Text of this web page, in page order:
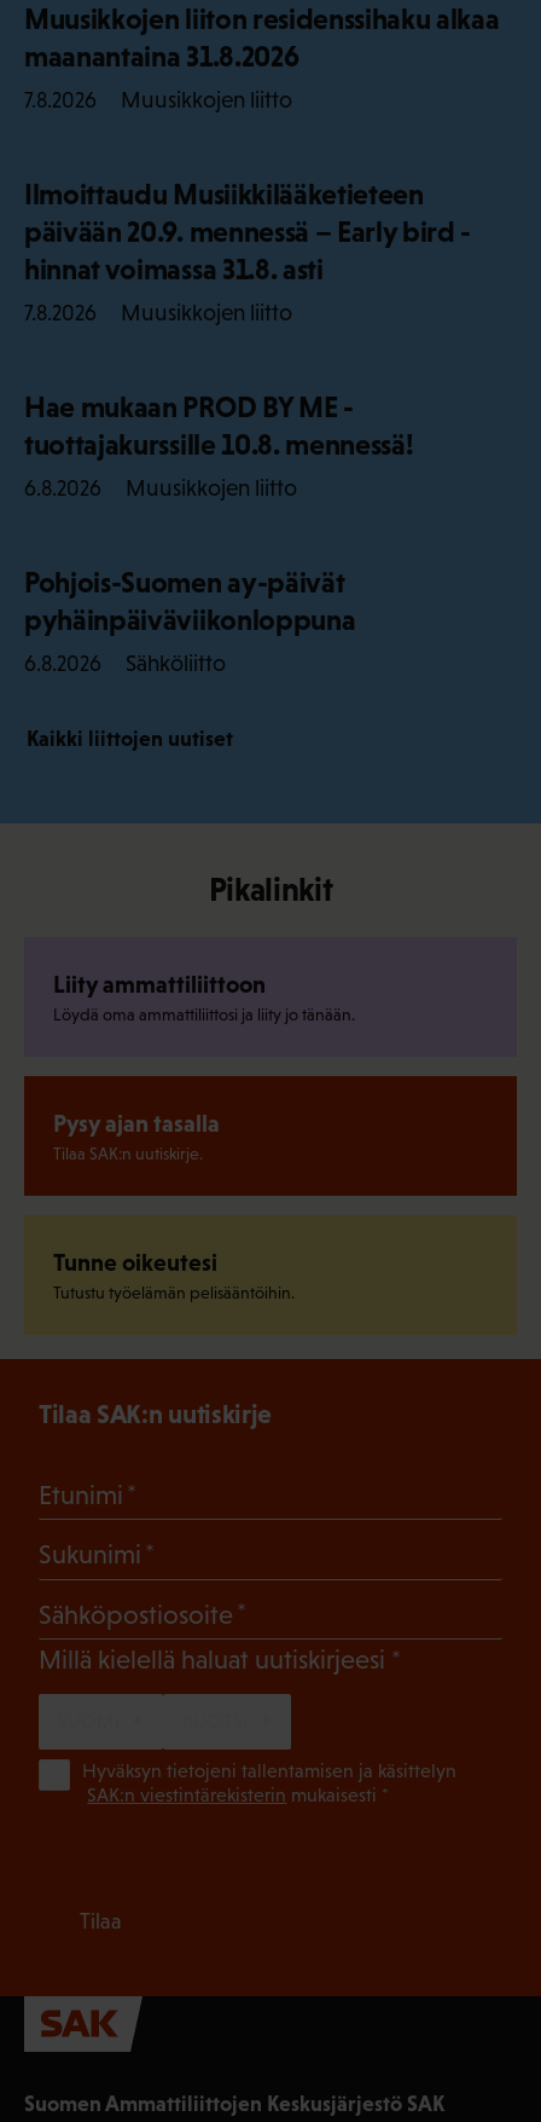
Muusikkojen liiton residenssihaku alkaa
maanantaina 31.8.2026
7.8.2026 Muusikkojen liitto
Ilmoittaudu Musiikkilääketieteen
päivään 20.9. mennessä – Early bird -
hinnat voimassa 31.8. asti
7.8.2026 Muusikkojen liitto
Hae mukaan PROD BY ME -
tuottajakurssille 10.8. mennessä!
6.8.2026 Muusikkojen liitto
Pohjois-Suomen ay-päivät
pyhäinpäiväviikonloppuna
6.8.2026 Sähköliitto
Kaikki liittojen uutiset
Pikalinkit
Liity ammattiliittoon
Löydä oma ammattiliittosi ja liity jo tänään.
Pysy ajan tasalla
Tilaa SAK:n uutiskirje.
Tunne oikeutesi
Tutustu työelämän pelisääntöihin.
Suomen Ammattiliittojen Keskusjärjestö SAK
Tilaa SAK:n uutiskirje
Etunimi
Sukunimi
Sähköpostiosoite
Millä kielellä haluat uutiskirjeesi (Pakollinen)
Hyväksyn tietojeni tallentamisen ja käsittelyn
SAK:n viestintärekisterin mukaisesti *
Tilaa